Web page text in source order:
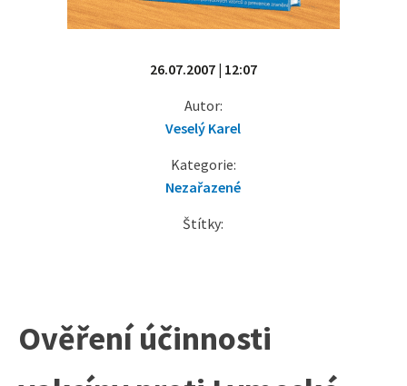
26.07.2007 | 12:07
Autor:
Veselý Karel
Kategorie:
Nezařazené
Štítky:
Ověření účinnosti